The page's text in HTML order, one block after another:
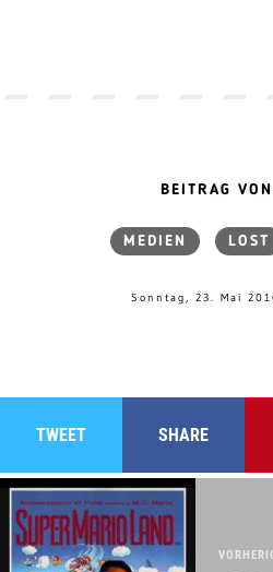
BEITRAG
MEDIEN LOST
Sonntag, 23. Mai
TWEET SHARE